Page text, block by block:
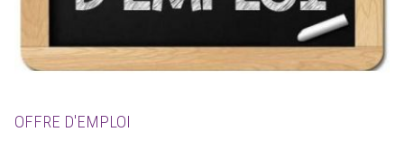
OFFRE D'EMPLOI